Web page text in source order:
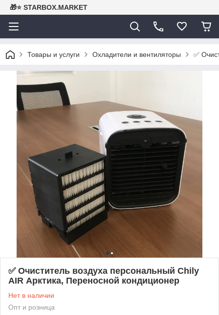
🎁⭐ STARBOX.MARKET
Товары и услуги Охладители и вентиляторы ✅
✅ Очиститель воздуха персональный Chily
AIR Арктика, Переносной кондиционер
Нет в наличии
Опт и розница